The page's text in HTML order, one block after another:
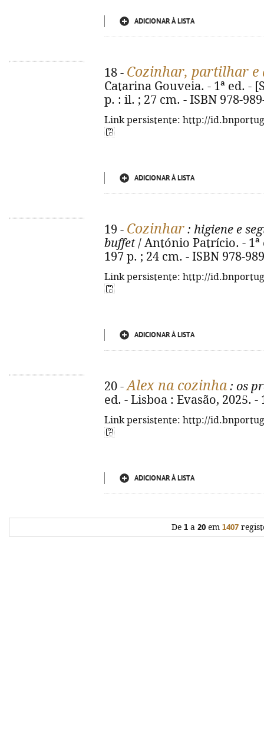
ADICIONAR À LISTA
18 - Cozinhar, partilhar e
Catarina Gouveia. - 1ª ed. -
p. : il. ; 27 cm. - ISBN 978-
Link persistente: http://
ADICIONAR À LISTA
19 - Cozinhar : higiene e
buffet/ António Patrício. - 1ª
197 p. ; 24 cm. - ISBN 978-
Link persistente: http://
ADICIONAR À LISTA
20 -Alex na cozinha : os
ed. - Lisboa : Evasão, 2025. -
Link persistente: http://
ADICIONAR À LISTA
De 1a 20em 1407